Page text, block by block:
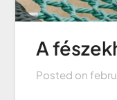
A
Posted on